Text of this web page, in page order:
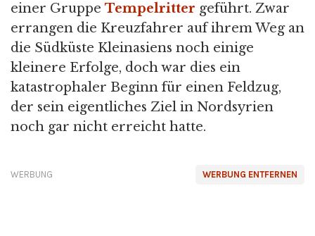
einer Gruppe Tempelritter geführt. Zwar
errangen die Kreuzfahrer auf ihrem Weg an
die Südküste Kleinasiens noch einige
kleinere Erfolge, doch war dies ein
katastrophaler Beginn für einen Feldzug,
der sein eigentliches Ziel in Nordsyrien
noch gar nicht erreicht hatte.
WERBUNG ENTFERNEN
WERBUNG